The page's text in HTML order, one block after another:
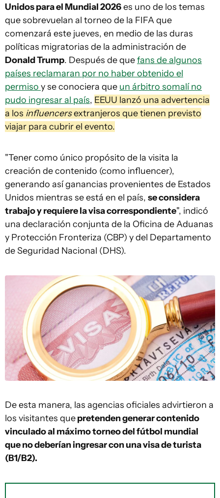
Unidos para el Mundial 2026es uno de los temas
que sobrevuelan al torneo de la FIFA que
comenzará este jueves, en medio de las duras
políticas migratorias de la administración de
Donald Trump. Después de quefans de algunos
países reclamaran por no haber obtenido el
permiso y se conociera que un árbitro somalí no
pudo ingresar al país, EEUU lanzó una advertencia
a los influencersextranjeros que tienen previsto
viajar para cubrir el evento.
"Tener como único propósito de la visita la
creación de contenido (como influencer),
generando así ganancias provenientes de Estados
Unidos mientras se está en el país, se considera
trabajo y requiere la visa correspondiente", indicó
una declaración conjunta de la Oficina de Aduanas
y Protección Fronteriza (CBP) y del Departamento
de Seguridad Nacional (DHS).
De esta manera, las agencias oficiales advirtieron a
los visitantes quepretenden generar contenido
vinculado al máximo torneo del fútbol mundial
que no deberían ingresar con una visa de turista
(B1/B2).